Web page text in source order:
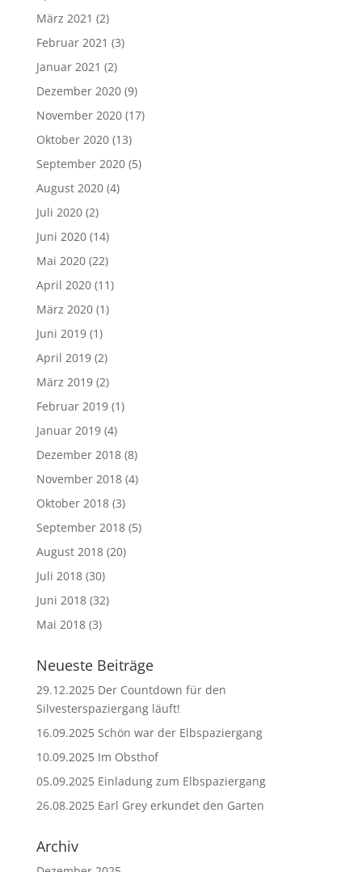
März 2021 (2)
Februar 2021 (3)
Januar 2021 (2)
Dezember 2020(9)
November 2020(17)
Oktober 2020(13)
September 2020(5)
August 2020(4)
Juli 2020(2)
Juni 2020(14)
Mai 2020(22)
April 2020(11)
März 2020(1)
Juni 2019(1)
April 2019(2)
März 2019(2)
Februar 2019(1)
Januar 2019(4)
Dezember 2018(8)
November 2018(4)
Oktober 2018(3)
September 2018(5)
August 2018(20)
Juli 2018(30)
Juni 2018(32)
Mai 2018(3)
Neueste Beiträge
29.12.2025 Der Countdown für den
Silvesterspaziergang läuft!
16.09.2025 Schön war der Elbspaziergang
10.09.2025 Im Obsthof
05.09.2025 Einladung zum Elbspaziergang
26.08.2025 Earl Grey erkundet den Garten
Archiv